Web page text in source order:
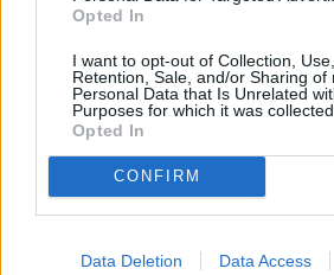
Opted In
I want to opt-out of Collection, Use,
Retention, Sale, and/or Sharing of
Personal Data that Is Unrelated
Purposes for which it was collected.
Opted In
CONFIRM
Data Deletion Data Access